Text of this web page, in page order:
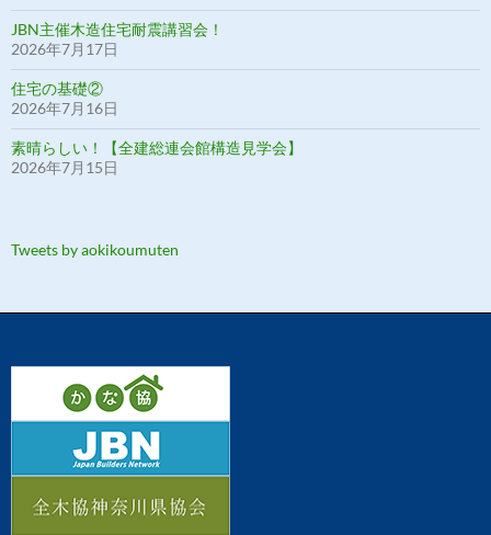
JBN主催木造住宅耐震講習会！
2026年7月17日
住宅の基礎②
2026年7月16日
素晴らしい！【全建総連会館構造見学会】
2026年7月15日
Tweets by aokikoumuten